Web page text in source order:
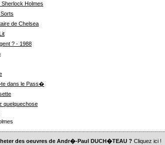
Holmes
de Chelsea
? - 1988
dans le Pass�
quelquechose
des oeuvres de Andr�-Paul DUCH�TEAU ? Cliquez ici !